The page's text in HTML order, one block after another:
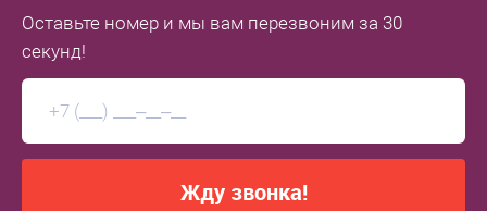
Оставьте номер и мы вам перезвоним за 30
секунд!
Жду звонка!